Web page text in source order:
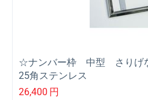
☆ナンバー枠 中型 さりげ
25角ステンレス
26,400 円